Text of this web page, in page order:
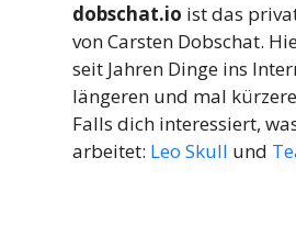
dobschat.io ist das
von Carsten Dobschat.
seit Jahren Dinge ins
längeren und mal
Falls dich interessiert,
arbeitet: Leo Skull und